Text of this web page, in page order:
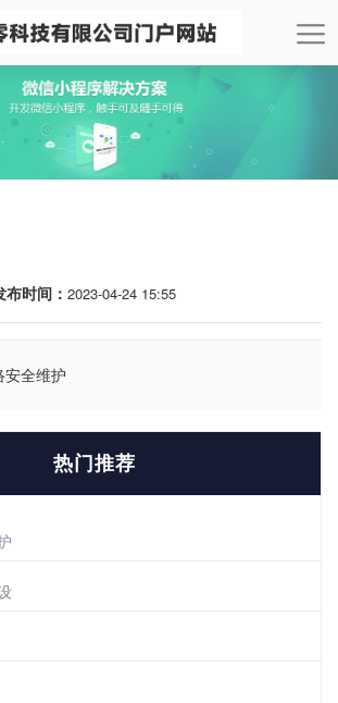
布时间： 2023-04-24 15:55
安全维护
热门推荐